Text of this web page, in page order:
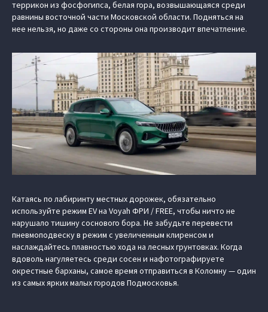
террикон из фосфогипса, белая гора, возвышающаяся среди
равнины восточной части Московской области. Подняться на
нее нельзя, но даже со стороны она производит впечатление.
Катаясь по лабиринту местных дорожек, обязательно
используйте режим EV на Voyah ФРИ / FREE, чтобы ничто не
нарушало тишину соснового бора. Не забудьте перевести
пневмоподвеску в режим с увеличенным клиренсом и
наслаждайтесь плавностью хода на лесных грунтовках. Когда
вдоволь нагуляетесь среди сосен и нафотографируете
окрестные барханы, самое время отправиться в Коломну — один
из самых ярких малых городов Подмосковья.